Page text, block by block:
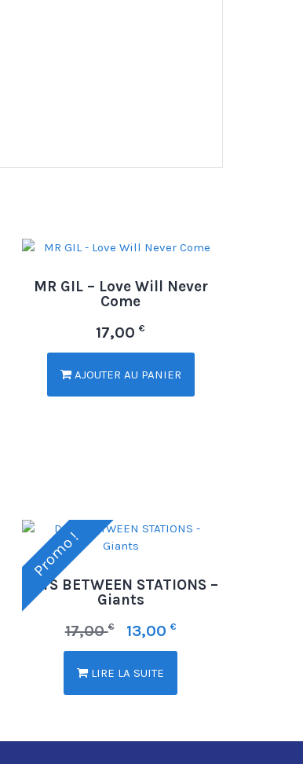
MR GIL – Love Will Never
Come
17,00€
AJOUTER AU PANIER
Promo !
DAYS BETWEEN STATIONS –
Giants
17,00€ 13,00 €
LIRE LA SUITE